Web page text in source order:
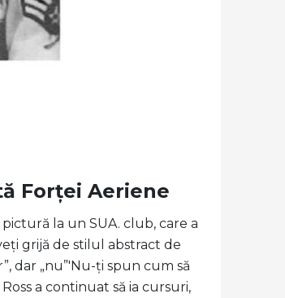
Forței Aeriene
la un SUA. club, care a
grijă de stilul abstract de
dar „nu”'Nu-ți spun cum să
a continuat să ia cursuri,